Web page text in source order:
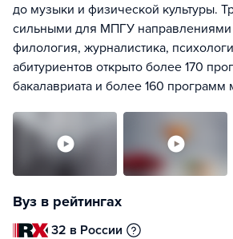
до музыки и физической культуры.
сильными для МПГУ направлениями
филология, журналистика,
абитуриентов открыто более 170
бакалавриата и более 160 программ
Вуз в рейтингах
32 в России